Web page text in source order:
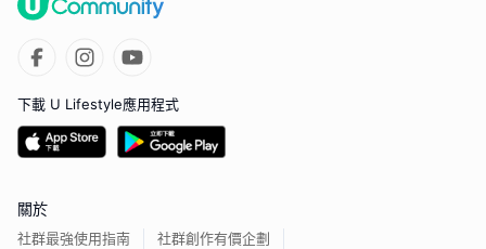
下載 U Lifestyle應用程式
關於
社群最強使用指南
社群創作有價企劃